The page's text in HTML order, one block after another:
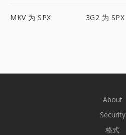
MKV 为 SPX 3G2 为 SPX
About
Security
格式